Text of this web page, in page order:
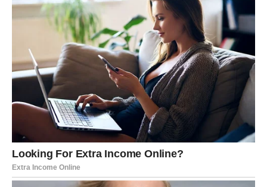
Jarčeva lekcija je završena. Sada počinje nagrada.
BIK – OD BORBE ZA SIGURNOST
DO MIRNOG OBILJA
Za Bika, poslednjih 13 godina bile su stalna borba da se
zadrži stabilnost. Kao da se tlo stalno pomeralo – kada bi
se jedan problem rešio, drugi bi već čekao. Naučio si da
se prilagođavaš, da trpiš, da ćutiš i ideš dalje, čak i kada si
duboko u sebi želeo samo mir.